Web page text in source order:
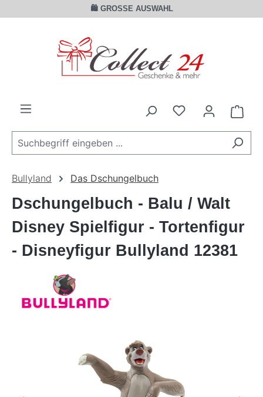
Zum Hauptinhalt springen🛍️ GROSSE AUSWAHL
Bullyland Das Dschungelbuch
Dschungelbuch - Balu / Walt
Disney Spielfigur - Tortenfigur
- Disneyfigur Bullyland 12381